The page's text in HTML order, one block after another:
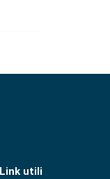
Link utili